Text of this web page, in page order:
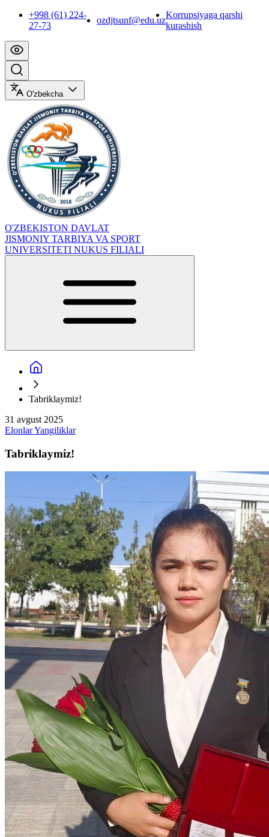
+998 (61) 224-
27-73
ozdjtsunf@edu.uz
Korrupsiyaga qarshi
kurashish
O'zbekcha
O'ZBEKISTON DAVLAT
JISMONIY TARBIYA VA SPORT
UNIVERSITETI NUKUS FILIALI
Tabriklaymiz!
31 avgust 2025
ElonlarYangiliklar
Tabriklaymiz!